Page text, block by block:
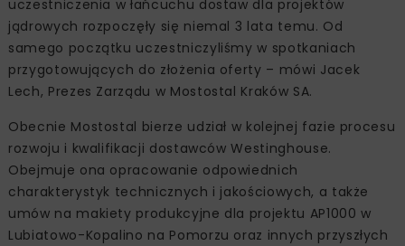
uczestniczenia w łańcuchu dostaw dla projektów
jądrowych rozpoczęły się niemal 3 lata temu. Od
samego początku uczestniczyliśmy w spotkaniach
przygotowujących do złożenia oferty – mówi Jacek
Lech, Prezes Zarządu w Mostostal Kraków SA.
Obecnie Mostostal bierze udział w kolejnej fazie procesu
rozwoju i kwalifikacji dostawców Westinghouse.
Obejmuje ona opracowanie odpowiednich
charakterystyk technicznych i jakościowych, a także
umów na makiety produkcyjne dla projektu AP1000 w
Lubiatowo-Kopalino na Pomorzu oraz innych przyszłych